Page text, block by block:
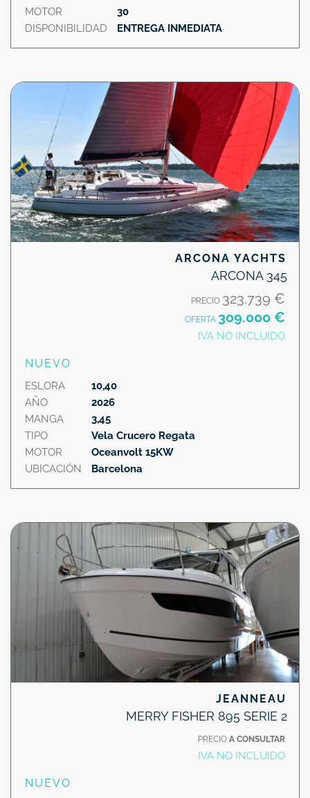
MOTOR
DISPONIBILIDAD
30
ENTREGA INMEDIATA
ARCONA YACHTS
ARCONA 345
PRECIO 323.739 €
OFERTA 309.000 €
IVA NO INCLUIDO
NUEVO
ESLORA
AÑO
MANGA
TIPO
MOTOR
UBICACIÓN
10,40
2026
3,45
Vela Crucero Regata
Oceanvolt 15KW
Barcelona
JEANNEAU
MERRY FISHER 895 SERIE 2
PRECIO A CONSULTAR
IVA NO INCLUIDO
NUEVO